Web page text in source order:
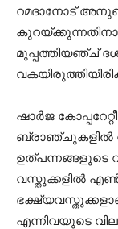
റമദാനോട്
മുപ്പത്തിയഞ്ച്
ഷാര്‍ജ
ബ്രാഞ്ചുകളില്‍
ഉത്പന്നങ്ങളുടെ
വസ്തുക്കളില്‍
എന്നിവയുടെ